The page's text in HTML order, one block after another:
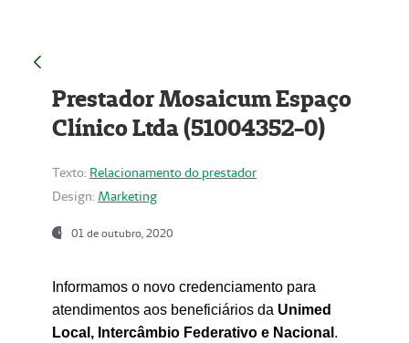
Prestador Mosaicum Espaço
Clínico Ltda (51004352-0)
Texto: Relacionamento do prestador
Design: Marketing
01 de outubro, 2020
Informamos o novo credenciamento para
atendimentos aos beneficiários da Unimed
Local, Intercâmbio Federativo e Nacional .